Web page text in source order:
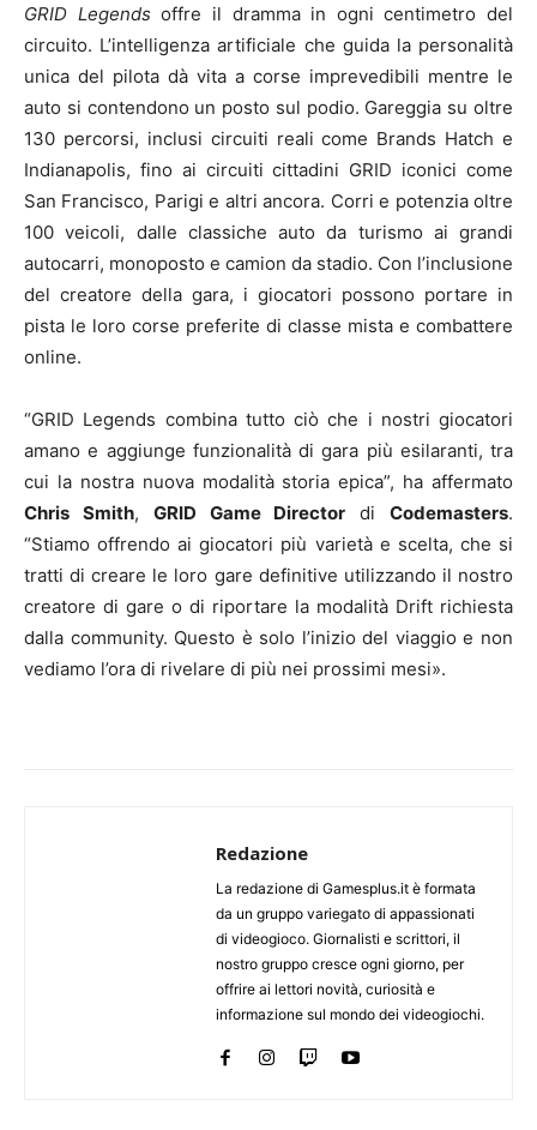
GRID Legends offre il dramma in ogni centimetro del
circuito. L’intelligenza artificiale che guida la personalità
unica del pilota dà vita a corse imprevedibili mentre le
auto si contendono un posto sul podio. Gareggia su oltre
130 percorsi, inclusi circuiti reali come Brands Hatch e
Indianapolis, fino ai circuiti cittadini GRID iconici come
San Francisco, Parigi e altri ancora. Corri e potenzia oltre
100 veicoli, dalle classiche auto da turismo ai grandi
autocarri, monoposto e camion da stadio. Con l’inclusione
del creatore della gara, i giocatori possono portare in
pista le loro corse preferite di classe mista e combattere
online.
“GRID Legends combina tutto ciò che i nostri giocatori
amano e aggiunge funzionalità di gara più esilaranti, tra
cui la nostra nuova modalità storia epica”, ha affermato
Chris Smith, GRID Game Director diCodemasters.
“Stiamo offrendo ai giocatori più varietà e scelta, che si
tratti di creare le loro gare definitive utilizzando il nostro
creatore di gare o di riportare la modalità Drift richiesta
dalla community. Questo è solo l’inizio del viaggio e non
vediamo l’ora di rivelare di più nei prossimi mesi».
Redazione
La redazione di Gamesplus.it è formata
da un gruppo variegato di appassionati
di videogioco. Giornalisti e scrittori, il
nostro gruppo cresce ogni giorno, per
offrire ai lettori novità, curiosità e
informazione sul mondo dei videogiochi.